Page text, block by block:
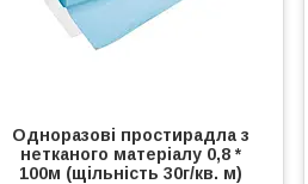
Одноразові простирадла з
нетканого матеріалу 0,8 *
100м (щільність 30г/кв. м)